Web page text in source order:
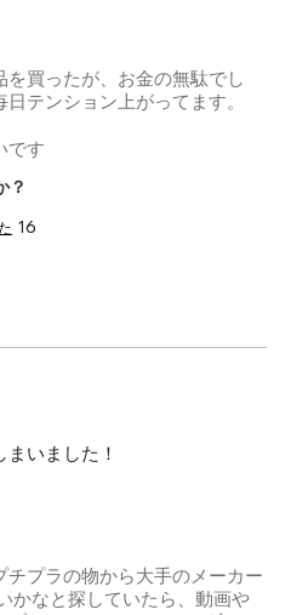
買ったが、お金の無駄でし
テンション上がってます。
です
？
16
いました！
プラの物から大手のメーカー
かなと探していたら、動画や